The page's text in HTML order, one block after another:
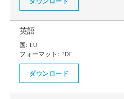
英語
国: EU
フォーマット: PDF
ダウンロード